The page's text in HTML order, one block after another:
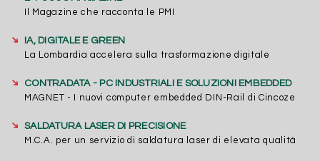
Il Magazine che racconta le PMI
➔
IA, DIGITALE E GREEN
La Lombardia accelera sulla trasformazione digitale
➔
CONTRADATA - PC INDUSTRIALI E SOLUZIONI EMBEDDED
MAGNET - I nuovi computer embedded DIN-Rail di Cincoze
➔
SALDATURA LASER DI PRECISIONE
M.C.A. per un servizio di saldatura laser di elevata qualità